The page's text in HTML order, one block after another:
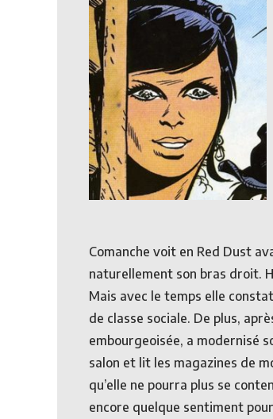
Comanche voit en Red Dust
naturellement son bras droit.
Mais avec le temps elle
de classe sociale. De plus,
embourgeoisée, a modernisé
salon et lit les magazines de
qu’elle ne pourra plus se
encore quelque sentiment